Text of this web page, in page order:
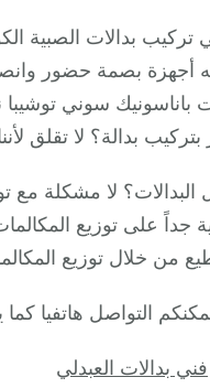
بدالات الصبية
أجهزة بصمة حضور
باناسونيك سوني
بدالة؟ لا تقلق
لا مشكلة مع
جداً على توزيع
من خلال توزيع
التواصل هاتفيا
فني بدالات العبدلي